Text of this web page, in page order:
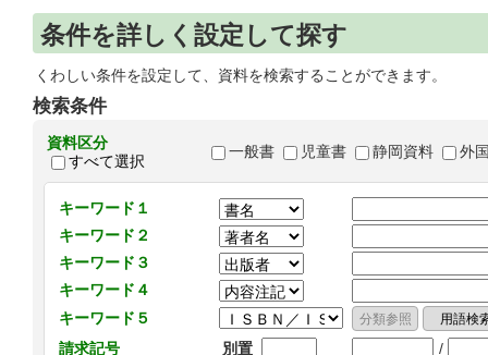
条件を詳しく設定して探す
くわしい条件を設定して、資料を検索することができます。
検索条件
資料区分
すべて選択
一般書 児童書 静岡資料 外
キーワード１
キーワード２
キーワード３
キーワード４
キーワード５
請求記号
別置 /